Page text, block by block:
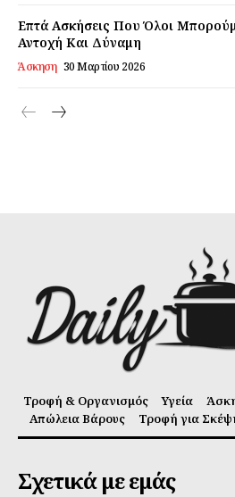
Επτά Ασκήσεις Που Όλοι
Αντοχή Και Δύναμη
Άσκηση 30 Μαρτίου 2026
Τροφή & Οργανισμός Υγεία
Απώλεια Βάρους
Τροφή για
Σχετικά με εμάς